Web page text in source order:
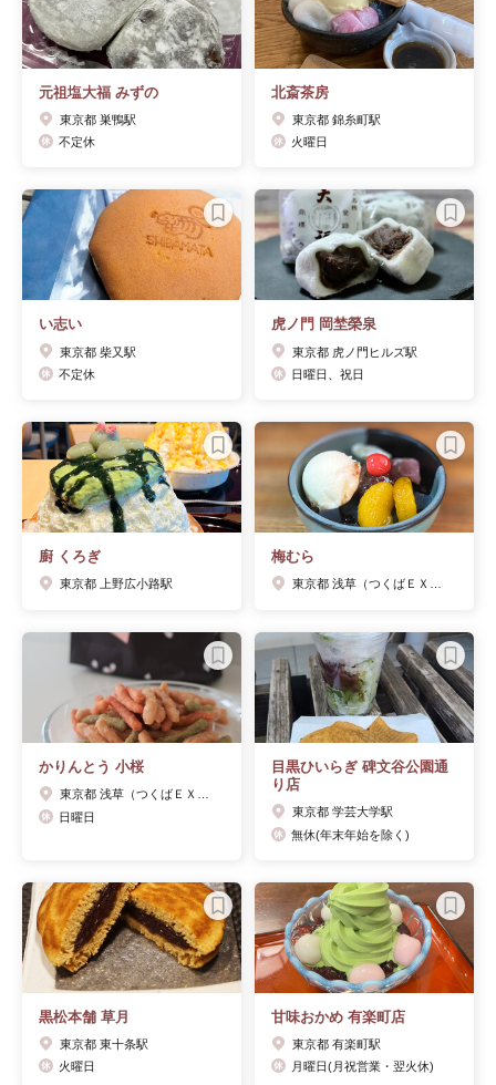
元祖塩大福 みずの
東京都 巣鴨駅
不定休
北斎茶房
東京都 錦糸町駅
火曜日
い志い
東京都 柴又駅
不定休
虎ノ門 岡埜榮泉
東京都 虎ノ門ヒルズ駅
日曜日、祝日
廚 くろぎ
東京都 上野広小路駅
梅むら
かりんとう 小桜
日曜日
目黒ひいらぎ 碑文谷公園通
り店
東京都 学芸大学駅
無休(年末年始を除く)
黒松本舗 草月
東京都 東十条駅
火曜日
甘味おかめ 有楽町店
東京都 有楽町駅
月曜日(月祝営業・翌火休)